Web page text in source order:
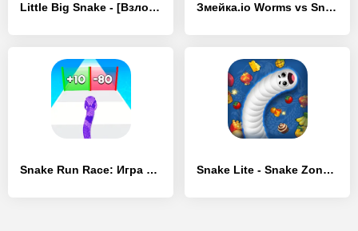
Little Big Snake - [Взлом/МОД Много денег] Змейка.io Worms vs Snake Zone - [Взлом/МОД Много денег]
Snake Run Race: Игра Змейка 3D - [Взлом/МОД Все открыто] Snake Lite - Snake Zone Game - [Взлом/МОД Меню]